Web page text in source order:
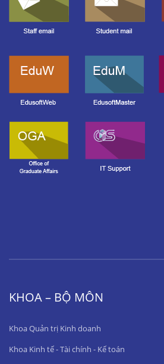
KHOA – BỘ MÔN
Khoa Quản trị Kinh doanh
Khoa Kinh tế - Tài chính - Kế toán